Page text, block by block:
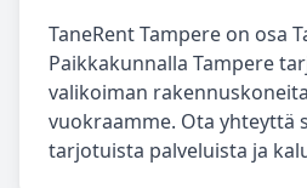
TaneRent Tampere on osa
Paikkakunnalla Tampere
valikoiman
vuokraamme. Ota yhteyttä
tarjotuista palveluista ja